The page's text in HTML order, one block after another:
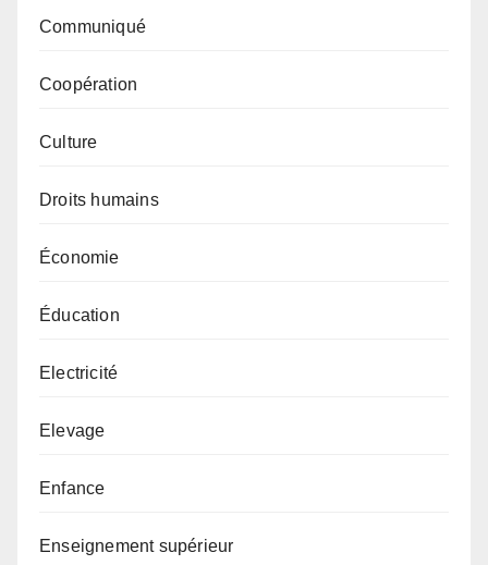
Communiqué
Coopération
Culture
Droits humains
Économie
Éducation
Electricité
Elevage
Enfance
Enseignement supérieur